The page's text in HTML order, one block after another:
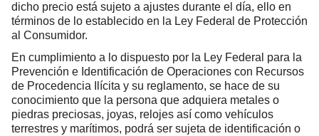
dicho precio está sujeto a ajustes durante el día, ello en
términos de lo establecido en la Ley Federal de Protección
al Consumidor.
En cumplimiento a lo dispuesto por la Ley Federal para la
Prevención e Identificación de Operaciones con Recursos
de Procedencia Ilícita y su reglamento, se hace de su
conocimiento que la persona que adquiera metales o
piedras preciosas, joyas, relojes así como vehículos
terrestres y marítimos, podrá ser sujeta de identificación o